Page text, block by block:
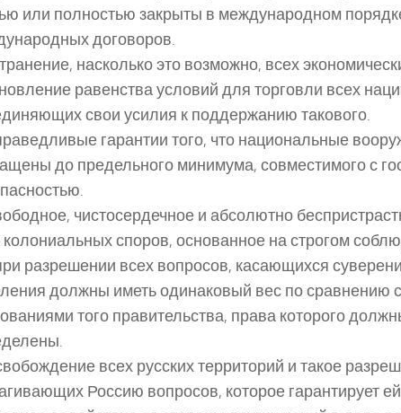
или полностью закрыты в международном
договоров.
насколько это возможно, всех
равенства условий для торговли всех
свои усилия к поддержанию такового.
гарантии того, что национальные
до предельного минимума, совместимого с
чистосердечное и абсолютно
колониальных споров, основанное на строгом
разрешении всех вопросов, касающихся
должны иметь одинаковый вес по сравнению
того правительства, права которого
всех русских территорий и такое
Россию вопросов, которое гарантирует